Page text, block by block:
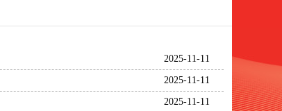
2025-11-11
2025-11-11
2025-11-11